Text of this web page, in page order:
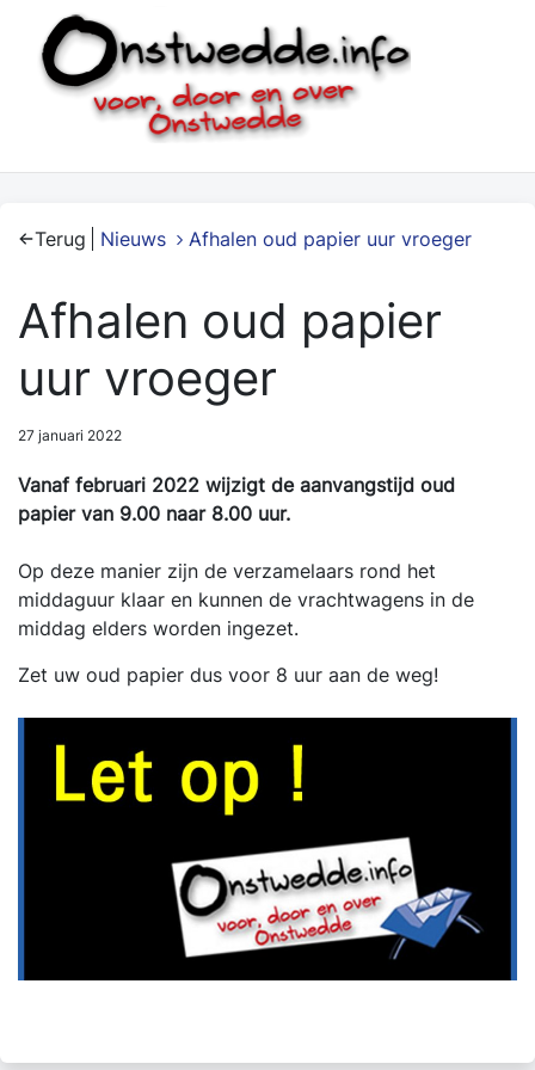
Terug Nieuws Afhalen oud papier uur vroeger
Afhalen oud papier
uur vroeger
27 januari 2022
Vanaf februari 2022 wijzigt de aanvangstijd oud
papier van 9.00 naar 8.00 uur.
Op deze manier zijn de verzamelaars rond het
middaguur klaar en kunnen de vrachtwagens in de
middag elders worden ingezet.
Zet uw oud papier dus voor 8 uur aan de weg!